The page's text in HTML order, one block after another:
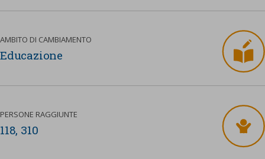
AMBITO DI CAMBIAMENTO
Educazione
PERSONE RAGGIUNTE
118, 310